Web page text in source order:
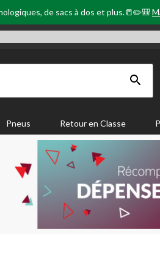
de sacs à dos et plus.📒✏️🎒
Pneus Retour en Classe